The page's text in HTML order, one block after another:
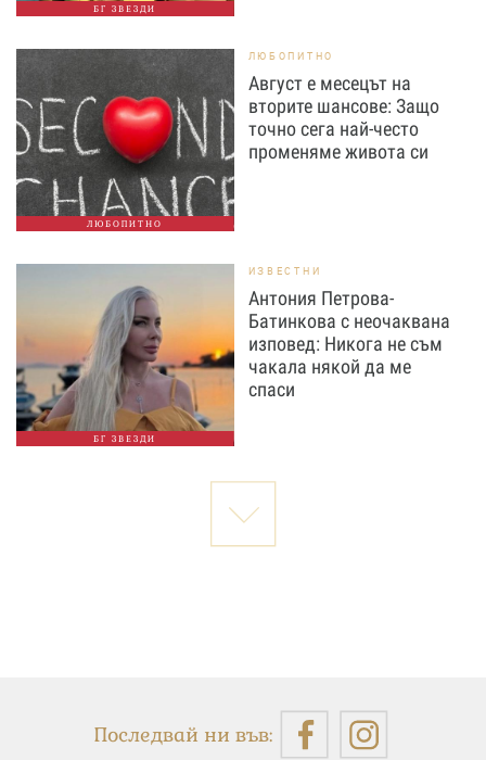
БГ ЗВЕЗДИ
ЛЮБОПИТНО
ЛЮБОПИТНО
Август е месецът на
вторите шансове: Защо
точно сега най-често
променяме живота си
БГ ЗВЕЗДИ
ИЗВЕСТНИ
Антония Петрова-
Батинкова с неочаквана
изповед: Никога не съм
чакала някой да ме
спаси
Последвай ни във: